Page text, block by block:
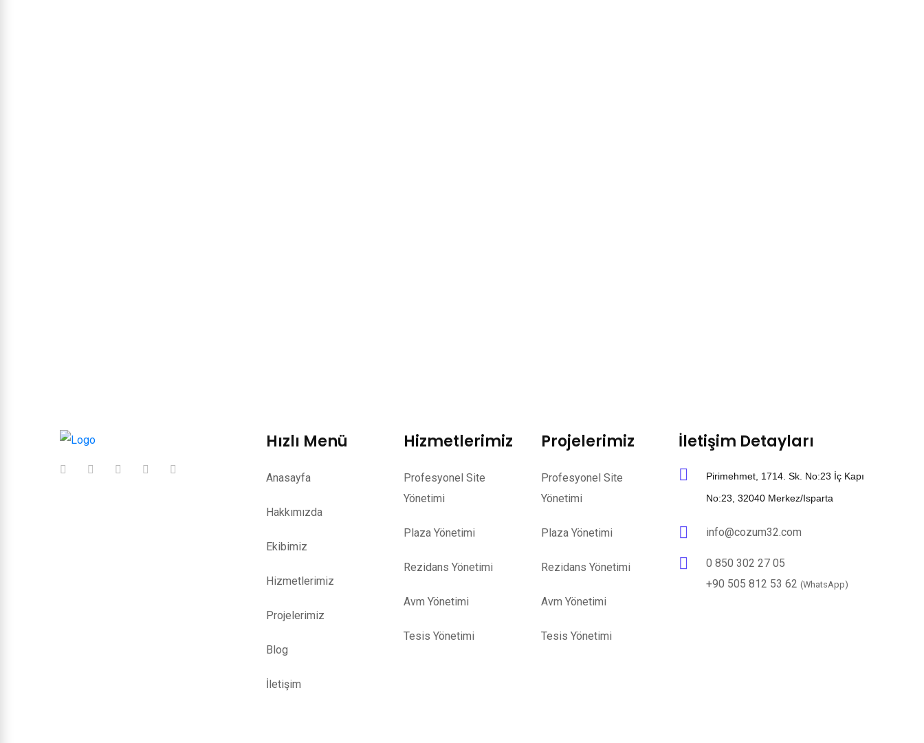
Hızlı Menü
Anasayfa
Hakkımızda
Ekibimiz
Hizmetlerimiz
Projelerimiz
Blog
İletişim
Hizmetlerimiz
Profesyonel Site
Yönetimi
Plaza Yönetimi
Rezidans Yönetimi
Avm Yönetimi
Tesis Yönetimi
Projelerimiz
Profesyonel Site
Yönetimi
Plaza Yönetimi
Rezidans Yönetimi
Avm Yönetimi
Tesis Yönetimi
İletişim Detayları
Pirimehmet, 1714. Sk. No:23 İç Kapı
No:23, 32040 Merkez/Isparta
info@cozum32.com
0 850 302 27 05
+90 505 812 53 62 (WhatsApp)